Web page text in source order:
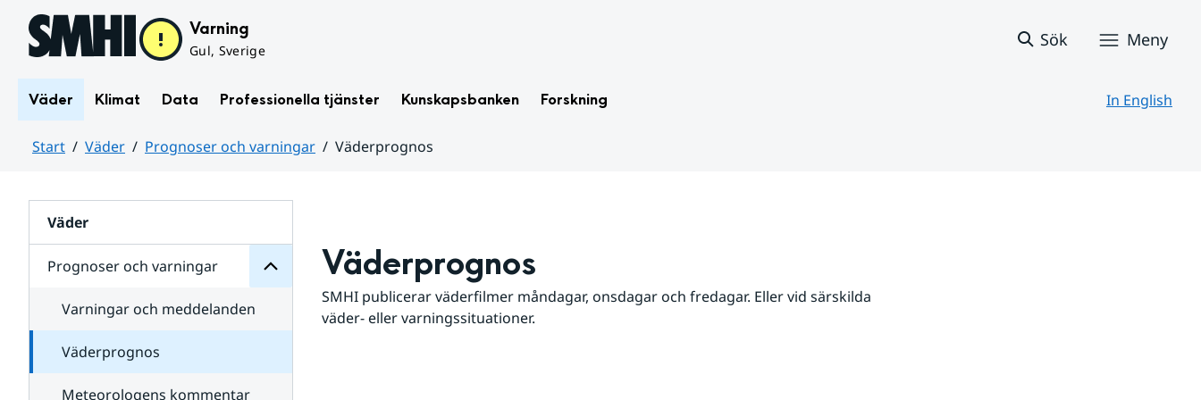
Hoppa till sidans innehåll Varning
Gul, Sverige
Sök Meny
Väder Klimat Data Professionella tjänster Kunskapsbanken Forskning In English
Start Väder Prognoser och varningar
Väderprognos
Väder
Prognoser och varningar
för
varningar
Varningar och meddelanden
Väderprognos
Meteorologens kommentar
Väderprognos
SMHI publicerar väderfilmer måndagar, onsdagar och fredagar. Eller vid särskilda
väder- eller varningssituationer.